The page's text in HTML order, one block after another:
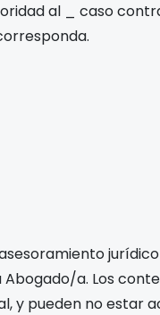
al _ caso
a. Los
y pueden no estar